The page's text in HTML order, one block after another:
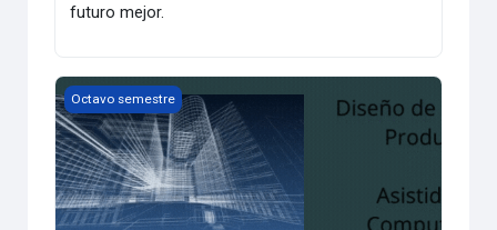
futuro mejor.
DISEÑO DE LINEAS DE PRODUCCIÓN ASISTIDO POR
Octavo semestre